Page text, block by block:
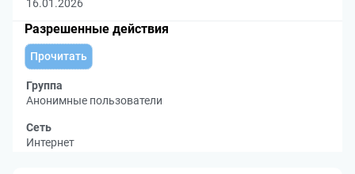
16.01.2026
Разрешенные действия
Прочитать
Группа
Анонимные пользователи
Сеть
Интернет